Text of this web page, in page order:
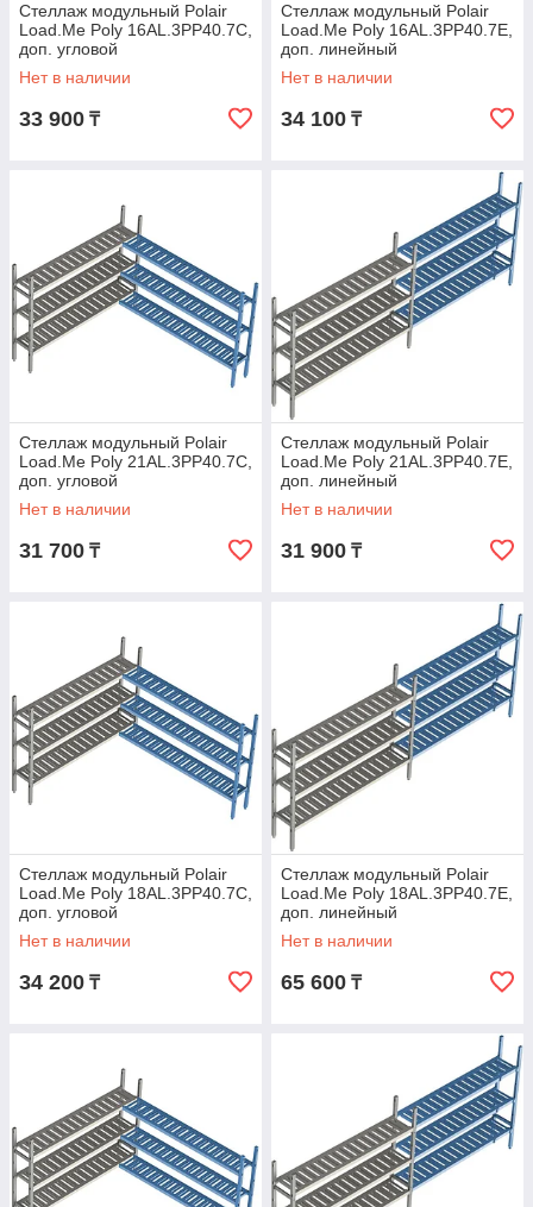
Стеллаж модульный Polair
Load.Me Poly 16AL.3PP40.7C,
доп. угловой
Нет в наличии
33 900 ₸
Стеллаж модульный Polair
Load.Me Poly 16AL.3PP40.7Е,
доп. линейный
Нет в наличии
34 100 ₸
Стеллаж модульный Polair
Load.Me Poly 21AL.3PP40.7C,
доп. угловой
Нет в наличии
31 700 ₸
Стеллаж модульный Polair
Load.Me Poly 21AL.3PP40.7Е,
доп. линейный
Нет в наличии
31 900 ₸
Стеллаж модульный Polair
Load.Me Poly 18AL.3PP40.7C,
доп. угловой
Нет в наличии
34 200 ₸
Стеллаж модульный Polair
Load.Me Poly 18AL.3PP40.7Е,
доп. линейный
Нет в наличии
65 600 ₸